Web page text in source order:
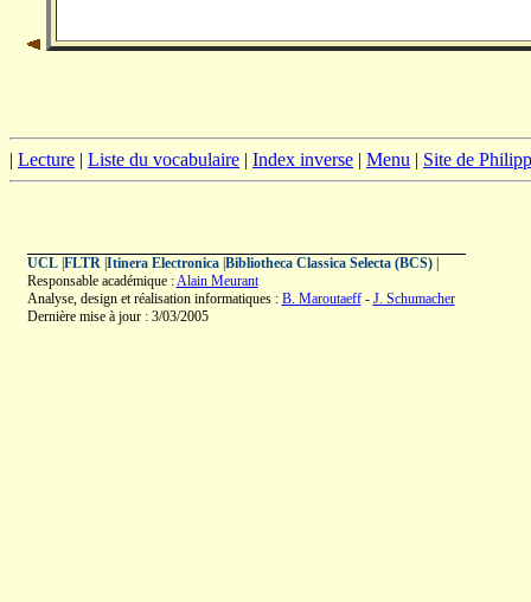
| Lecture | Liste du vocabulaire | Index inverse | Menu | Site de
UCL| FLTR| Itinera Electronica| Bibliotheca Classica Selecta (BCS)|
Responsable académique :Alain Meurant
Analyse, design et réalisation informatiques : B. Maroutaeff- J. Schumacher
Dernière mise à jour : 3/03/2005